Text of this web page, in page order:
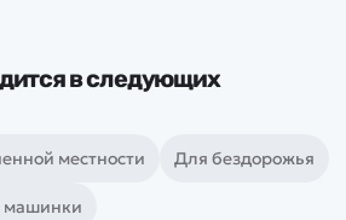
в следующих
местности Для бездорожья
машинки